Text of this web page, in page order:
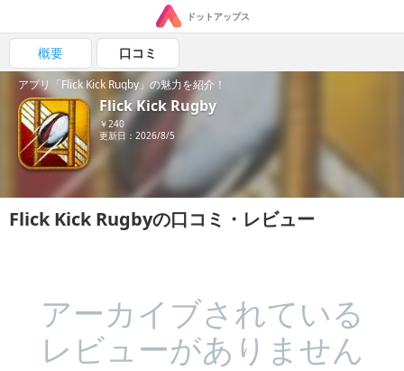
ドットアップス
概要 口コミ
アプリ「Flick Kick Rugby」の魅力を紹介！
Flick Kick Rugby
￥240
更新日：2026/8/5
Flick Kick Rugbyの口コミ・レビュー
アーカイブされている
レビューがありません